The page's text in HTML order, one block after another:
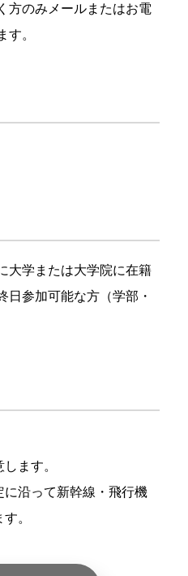
方のみメールまたはお電
。
大学または大学院に在籍
日参加可能な方（学部・
ます。
沿って新幹線・飛行機
。